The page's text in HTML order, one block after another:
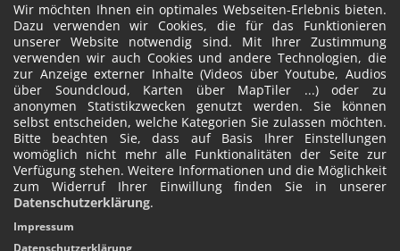
Wir möchten Ihnen ein optimales Webseiten-Erlebnis bieten.
Dazu verwenden wir Cookies, die für das Funktionieren
unserer Website notwendig sind. Mit Ihrer Zustimmung
verwenden wir auch Cookies und andere Technologien, die
zur Anzeige externer Inhalte (Videos über Youtube, Audios
über Soundcloud, Karten über MapTiler ...) oder zu
anonymen Statistikzwecken genutzt werden. Sie können
selbst entscheiden, welche Kategorien Sie zulassen möchten.
Bitte beachten Sie, dass auf Basis Ihrer Einstellungen
womöglich nicht mehr alle Funktionalitäten der Seite zur
Verfügung stehen. Weitere Informationen und die Möglichkeit
zum Widerruf Ihrer Einwillung finden Sie in unserer
Datenschutzerklärung.
Impressum